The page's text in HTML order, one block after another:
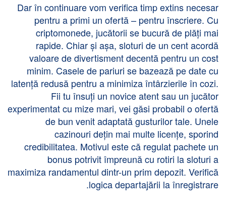
Dar în continuare vom verifica timp extins necesar
pentru a primi un ofertă – pentru înscriere. Cu
criptomonede, jucătorii se bucură de plăți mai
rapide. Chiar și așa, sloturi de un cent acordă
valoare de divertisment decentă pentru un cost
minim. Casele de pariuri se bazează pe date cu
latență redusă pentru a minimiza întârzierile în cozi.
Fii tu însuți un novice atent sau un jucător
experimentat cu mize mari, vei găsi probabil o ofertă
de bun venit adaptată gusturilor tale. Unele
cazinouri dețin mai multe licențe, sporind
credibilitatea. Motivul este că regulat pachete un
bonus potrivit împreună cu rotiri la sloturi a
maximiza randamentul dintr-un prim depozit. Verifică
logica departajării la înregistrare.